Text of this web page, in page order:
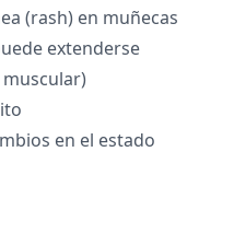
(rash) en muñecas
extenderse
en el estado